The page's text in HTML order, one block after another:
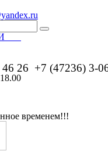
26 +7 (47236) 3-
временем!!!